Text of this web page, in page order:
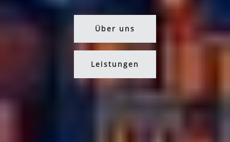
Über uns
Leistungen